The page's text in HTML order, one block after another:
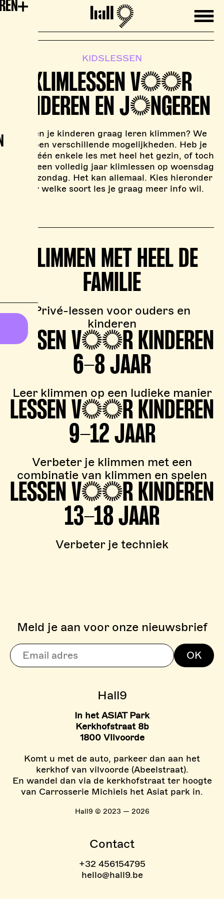
Mobile
Hall9
KIDSLESSEN
KLIMLESSEN VOOR
KINDEREN EN JONGEREN
Willen je kinderen graag leren klimmen? We
hebben verschillende mogelijkheden. Heb je
liever één enkele les met heel het gezin, of toch
liever een volledig jaar klimlessen op woensdag
en/of zondag. Het kan allemaal. Kies hieronder
over welke soort les je graag meer info wil.
KLIMMEN MET HEEL DE
FAMILIE
Privé-lessen voor ouders en
kinderen
LESSEN VOOR KINDEREN
6-8 JAAR
Leer klimmen op een ludieke manier
LESSEN VOOR KINDEREN
9-12 JAAR
Verbeter je klimmen met een
combinatie van klimmen en spelen
LESSEN VOOR KINDEREN
13-18 JAAR
Verbeter je techniek
> BOULDERZONE
> TARIEVEN BOULDER
Hall9
In het ASIAT Park
Kerkhofstraat 8b
1800 Vilvoorde
Komt u met de auto, parkeer dan aan het
kerkhof van vilvoorde (Abeelstraat).
En wandel dan via de kerkhofstraat ter hoogte
van Carrosserie Michiels het Asiat park in.
Hall9 © 2023 — 2026
Contact
+32 456154795
hello@hall9.be
Meld je aan voor onze nieuwsbrief
OK